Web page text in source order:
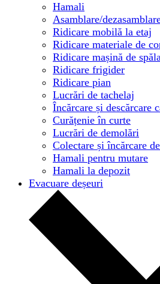
Hamali
Asamblare/
Ridicare mobilă la etaj
Ridicare materiale de
Ridicare mașină de
Ridicare frigider
Ridicare pian
Lucrări de tachelaj
Încărcare și descărcare
Curățenie în curte
Lucrări de demolări
Colectare și încărcare
Hamali pentru mutare
Hamali la depozit
Evacuare deșeuri